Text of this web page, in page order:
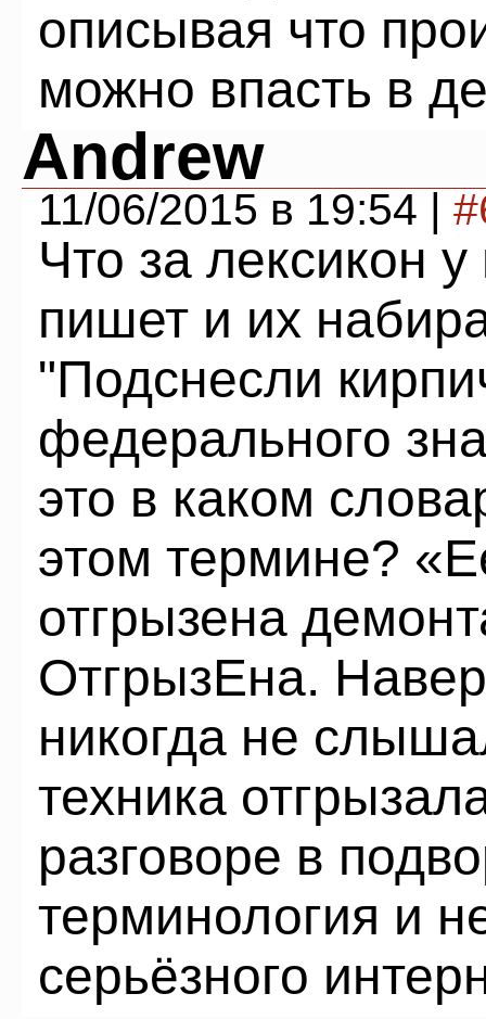
описывая что
можно впасть в
Andrew
11/06/2015 в 19:54 |
Что за лексикон
пишет и их
"Подснесли
федерального
это в каком
этом термине?
отгрызена
ОтгрызЕна.
никогда не
техника
разговоре в
терминология и
серьёзного